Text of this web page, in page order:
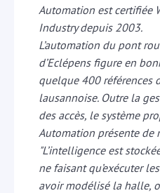
Automation est certifiée
Industry depuis 2003.
L’automation du pont
d’Eclépens figure en
quelque 400 références
lausannoise. Outre la
des accès, le système
Automation présente de
"L’intelligence est
ne faisant qu’exécuter
avoir modélisé la halle,